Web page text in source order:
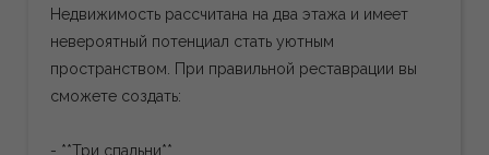
Недвижимость рассчитана на два этажа и имеет
невероятный потенциал стать уютным
пространством. При правильной реставрации вы
сможете создать:
- **Три спальни**